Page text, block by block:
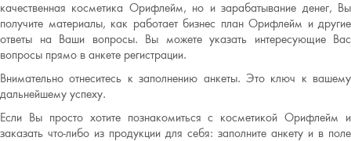
качественная косметика Орифлейм, но и зарабатывание денег, Вы
получите материалы, как работает бизнес план Орифлейм и другие
ответы на Ваши вопросы. Вы можете указать интересующие Вас
вопросы прямо в анкете регистрации.
Внимательно отнеситесь к заполнению анкеты. Это ключ к вашему
дальнейшему успеху.
Если Вы просто хотите познакомиться с косметикой Орифлейм и
заказать что-либо из продукции для себя: заполните анкету и в поле